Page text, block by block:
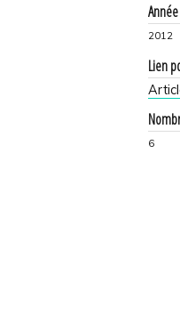
Année
2012
Lien
6